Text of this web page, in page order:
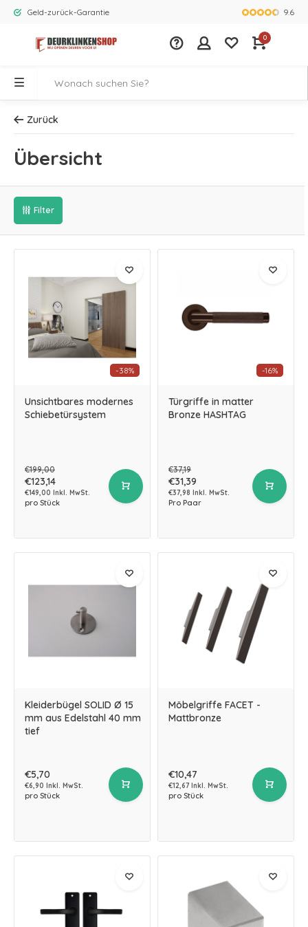
Geld-zurück-Garantie Größtes9.6
0
Zurück
Übersicht
Filter
-38%
Unsichtbares modernes
Schiebetürsystem
€199,00
€123,14
€149,00 Inkl. MwSt.
pro Stück
-16%
Türgriffe in matter
Bronze HASHTAG
€37,19
€31,39
€37,98 Inkl. MwSt.
Pro Paar
Kleiderbügel SOLID Ø 15
mm aus Edelstahl 40 mm
tief
€5,70
€6,90 Inkl. MwSt.
pro Stück
Möbelgriffe FACET -
Mattbronze
€10,47
€12,67 Inkl. MwSt.
pro Stück